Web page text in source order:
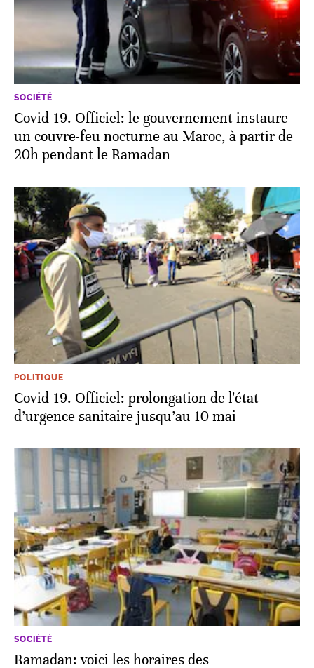
SOCIÉTÉ
Covid-19. Officiel: le gouvernement instaure
un couvre-feu nocturne au Maroc, à partir de
20h pendant le Ramadan
POLITIQUE
Covid-19. Officiel: prolongation de l'état
d’urgence sanitaire jusqu’au 10 mai
SOCIÉTÉ
Ramadan: voici les horaires des